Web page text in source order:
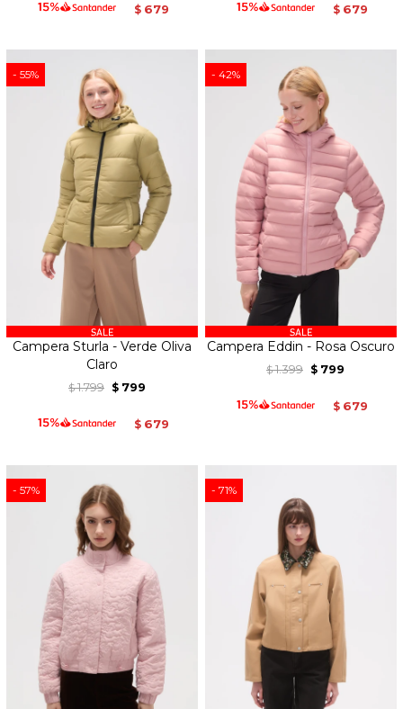
$ 679 $ 679
55
Campera Sturla - Verde Oliva
Claro
$ 1.799 $ 799
$ 679
42
Campera Eddin - Rosa Oscuro
$ 1.399 $ 799
$ 679
57 71